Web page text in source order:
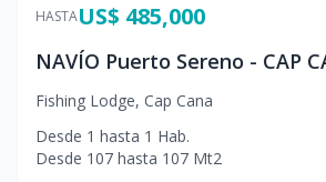
HASTAUS$ 485,000
NAVÍO Puerto Sereno - CAP
Fishing Lodge, Cap Cana
Desde 1 hasta 1 Hab.
Desde 107 hasta 107 Mt2